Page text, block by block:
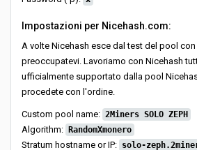
Impostazioni per Nicehash.com:
A volte Nicehash esce dal test del pool con
preoccupatevi. Lavoriamo con Nicehash
ufficialmente supportato dalla pool
procedete con l'ordine.
Custom pool name: 2Miners SOLO ZEPH
Algorithm: RandomXmonero
Stratum hostname or IP: solo-